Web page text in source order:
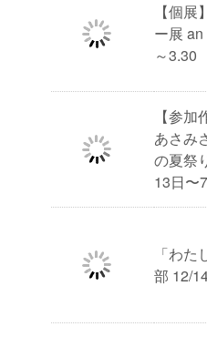
【個
ー展
～3.30
【参
あさみ
の夏祭
13日〜
「わ
部 12/